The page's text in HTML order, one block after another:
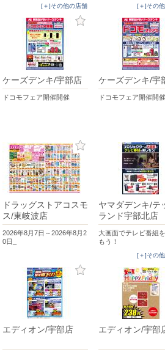
[＋]その他の店舗 [＋]その
ケーズデンキ/宇部店
ドコモフェア開催開催
ケーズデンキ/宇
ドコモフェア開催開催
ドラッグストアコスモ
ス/東岐波店
2026年8月7日～2026年8月2
0日_
ヤマダデンキ/テ
ランド宇部北店
大画面でテレビ番組
もう！
[＋]その
エディオン/宇部店 エディオン/宇部